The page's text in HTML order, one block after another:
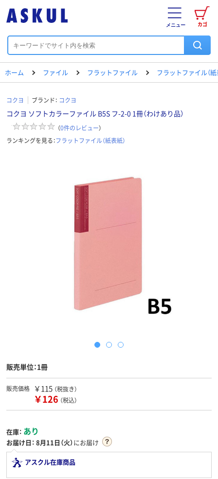
カゴ
メニュー
ホーム ファイル フラットファイル フラットファイル（紙
コクヨ ブランド： コクヨ
コクヨ ソフトカラーファイル B5S フ-2-0 1冊（わけあり品）
（0件のレビュー）
ランキングを見る：フラットファイル（紙表紙）
販売単位：1冊
販売価格 ￥115 （税抜き）
￥126 （税込）
在庫： あり
お届け日： 8月11日（火）にお届け
アスクル在庫商品